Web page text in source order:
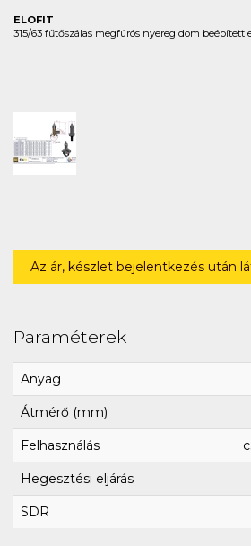
ELOFIT
315/63 fűtőszálas megfúrós nyeregidom beépített
Az ár, készlet bejelentkezés után
Paraméterek
Anyag
Átmérő (mm)
Felhasználás
Hegesztési eljárás
SDR